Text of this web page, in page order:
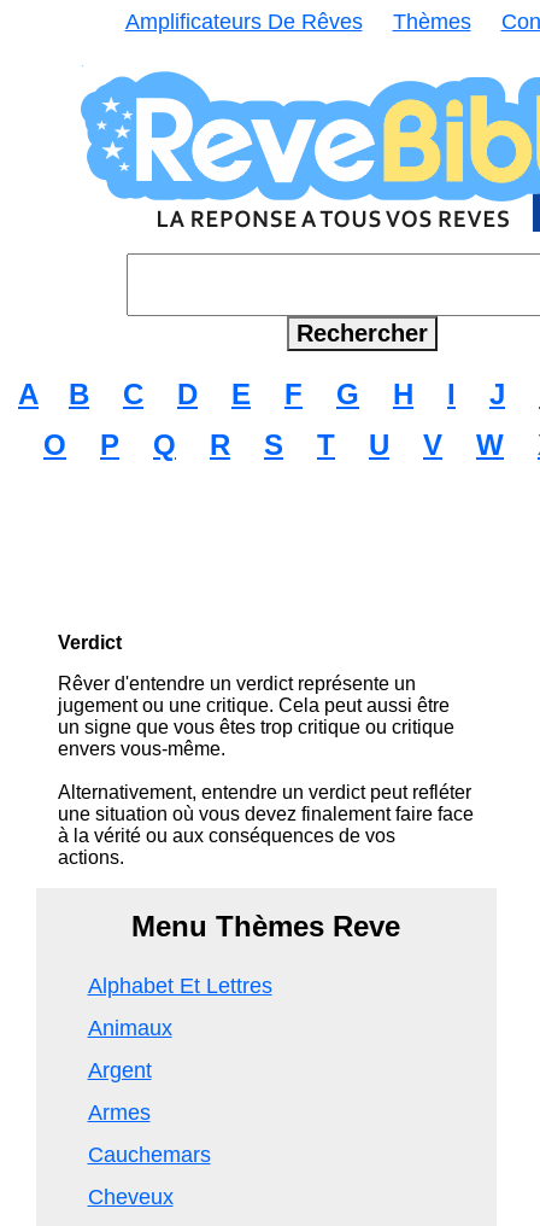
Amplificateurs De Rêves Thèmes
A B C D E F G H I J
O
P Q R S T U V W
Verdict
Rêver d'entendre un verdict représente un
jugement ou une critique. Cela peut aussi être
un signe que vous êtes trop critique ou critique
envers vous-même.
Alternativement, entendre un verdict peut refléter
une situation où vous devez finalement faire face
à la vérité ou aux conséquences de vos
actions.
Menu Thèmes Reve
Alphabet Et Lettres
Animaux
Argent
Armes
Cauchemars
Cheveux